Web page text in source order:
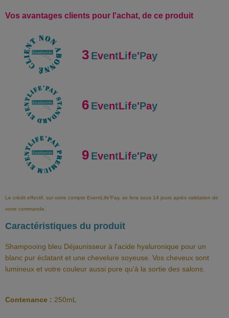
Vos avantages clients pour l'achat, de ce produit
3 EventLife'Pay
6 EventLife'Pay
9 EventLife'Pay
Le crédit effectif, sur votre compte EventLife'Pay, se fera sous 14 jours après validation de
votre commande.
Caractéristiques du produit
Shampooing bleu Déjaunisseur à l'acide hyaluronique pour un
blanc pur éclatant et une chevelure soyeuse. Vos cheveux sont
lumineux et votre couleur aussi pure qu'à la sortie des salons.
Contenance : 250mL